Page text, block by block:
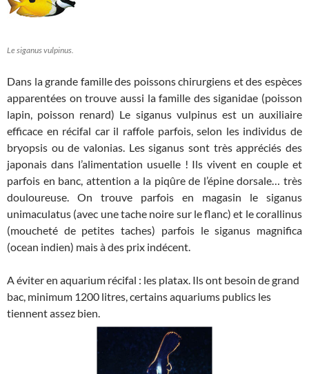
Le siganus vulpinus.
Dans la grande famille des poissons chirurgiens et des espèces
apparentées on trouve aussi la famille des siganidae (poisson
lapin, poisson renard) Le siganus vulpinus est un auxiliaire
efficace en récifal car il raffole parfois, selon les individus de
bryopsis ou de valonias. Les siganus sont très appréciés des
japonais dans l’alimentation usuelle ! Ils vivent en couple et
parfois en banc, attention a la piqûre de l’épine dorsale… très
douloureuse. On trouve parfois en magasin le siganus
unimaculatus (avec une tache noire sur le flanc) et le corallinus
(moucheté de petites taches) parfois le siganus magnifica
(ocean indien) mais à des prix indécent.
A éviter en aquarium récifal : les platax. Ils ont besoin de grand
bac, minimum 1200 litres, certains aquariums publics les
tiennent assez bien.